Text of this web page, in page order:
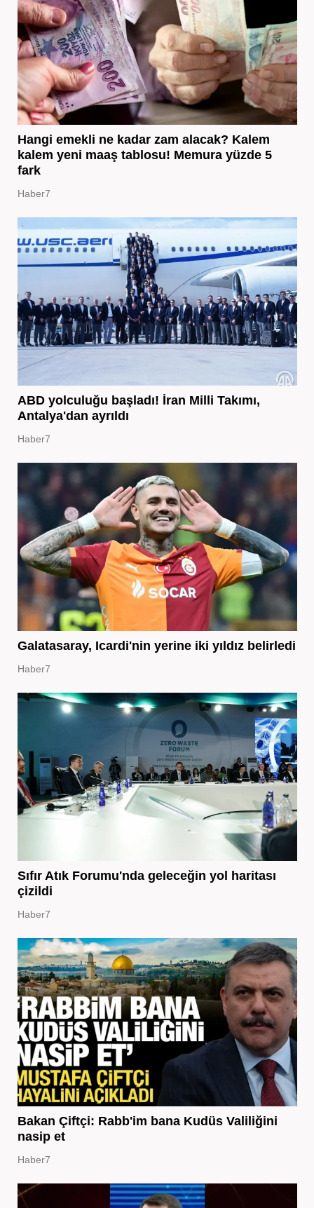
Hangi emekli ne kadar zam alacak? Kalem
kalem yeni maaş tablosu! Memura yüzde 5
fark
Haber7
ABD yolculuğu başladı! İran Milli Takımı,
Antalya'dan ayrıldı
Haber7
Galatasaray, Icardi'nin yerine iki yıldız belirledi
Haber7
Sıfır Atık Forumu'nda geleceğin yol haritası
çizildi
Haber7
Bakan Çiftçi: Rabb'im bana Kudüs Valiliğini
nasip et
Haber7